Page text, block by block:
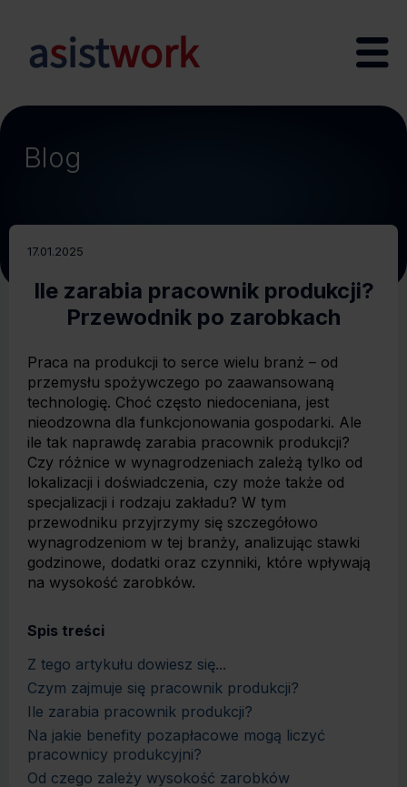
Blog
17.01.2025
Ile zarabia pracownik produkcji?
Przewodnik po zarobkach
Praca na produkcji to serce wielu branż – od
przemysłu spożywczego po zaawansowaną
technologię. Choć często niedoceniana, jest
nieodzowna dla funkcjonowania gospodarki. Ale
ile tak naprawdę zarabia pracownik produkcji?
Czy różnice w wynagrodzeniach zależą tylko od
lokalizacji i doświadczenia, czy może także od
specjalizacji i rodzaju zakładu? W tym
przewodniku przyjrzymy się szczegółowo
wynagrodzeniom w tej branży, analizując stawki
godzinowe, dodatki oraz czynniki, które wpływają
na wysokość zarobków.
Spis treści
Z tego artykułu dowiesz się...
Czym zajmuje się pracownik produkcji?
Ile zarabia pracownik produkcji?
Na jakie benefity pozapłacowe mogą liczyć
pracownicy produkcyjni?
Od czego zależy wysokość zarobków